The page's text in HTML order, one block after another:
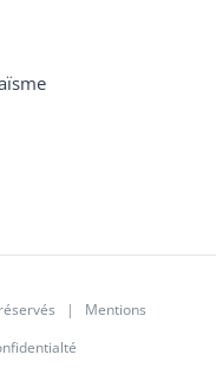
| Mentions